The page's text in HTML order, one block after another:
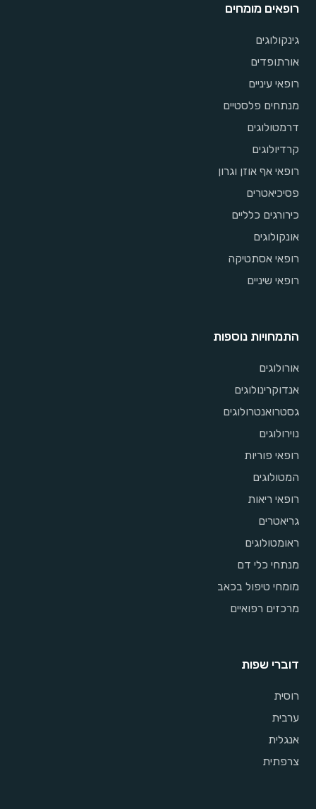
רופאים מומחים
גינקולוגים
אורתופדים
רופאי עיניים
מנתחים פלסטיים
דרמטולוגים
קרדיולוגים
רופאי אף אוזן וגרון
פסיכיאטרים
כירורגים כלליים
אונקולוגים
רופאי אסתטיקה
רופאי שיניים
התמחויות נוספות
אורולוגים
אנדוקרינולוגים
גסטרואנטרולוגים
נוירולוגים
רופאי פוריות
המטולוגים
רופאי ריאות
גריאטרים
ראומטולוגים
מנתחי כלי דם
מומחי טיפול בכאב
מרכזים רפואיים
דוברי שפות
רוסית
ערבית
אנגלית
צרפתית